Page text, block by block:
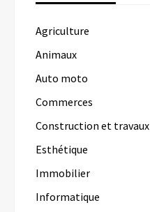
Agriculture
Animaux
Auto moto
Commerces
Construction et travaux
Esthétique
Immobilier
Informatique